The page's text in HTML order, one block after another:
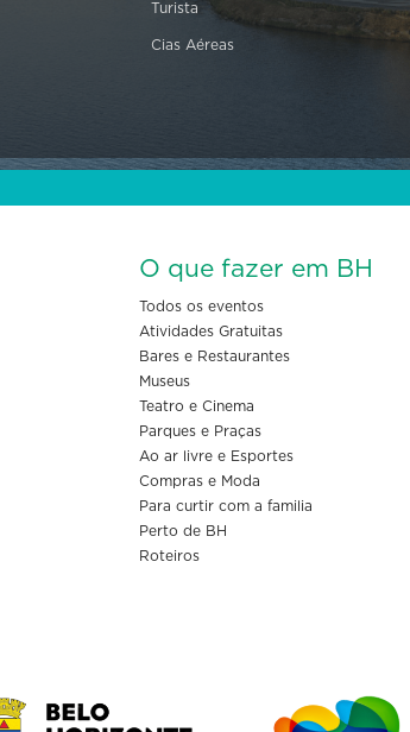
Turista
Cias Aéreas
O que fazer em BH
Todos os eventos
Atividades Gratuitas
Bares e Restaurantes
Museus
Teatro e Cinema
Parques e Praças
Ao ar livre e Esportes
Compras e Moda
Para curtir com a familia
Perto de BH
Roteiros